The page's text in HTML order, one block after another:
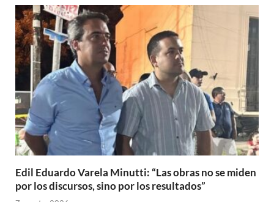
Edil Eduardo Varela Minutti: “Las obras no se miden
por los discursos, sino por los resultados”